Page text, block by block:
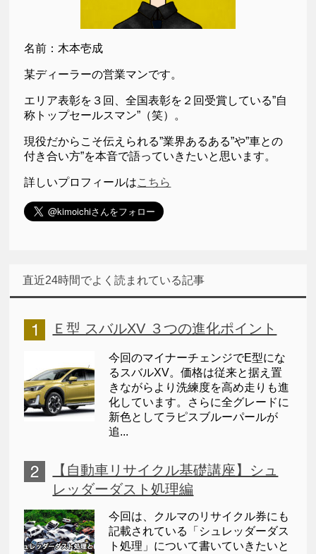
名前：木本壱成
某ディーラーの営業マンです。
エリア表彰を３回、全国表彰を２回受賞している”自
称トップセールスマン”（笑）。
現役だからこそ伝えられる”業界あるある”や”車との
付き合い方”を本音で語っていきたいと思います。
詳しいプロフィールはこちら
直近24時間でよく読まれている記事
Ｅ型 スバルXV ３つの進化ポイント
今回のマイナーチェンジでE型にな
るスバルXV。価格は従来と据え置
きながらより洗練度を高め走りも進
化しています。さらに全グレードに
新色としてラピスブルーパールが
追...
【自動車リサイクル基礎講座】シュ
レッダーダスト処理編
今回は、クルマのリサイクル券にも
記載されている「シュレッダーダス
ト処理」について書いていきたいと